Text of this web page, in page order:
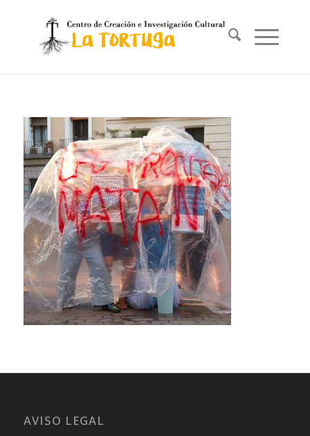
AVISO LEGAL